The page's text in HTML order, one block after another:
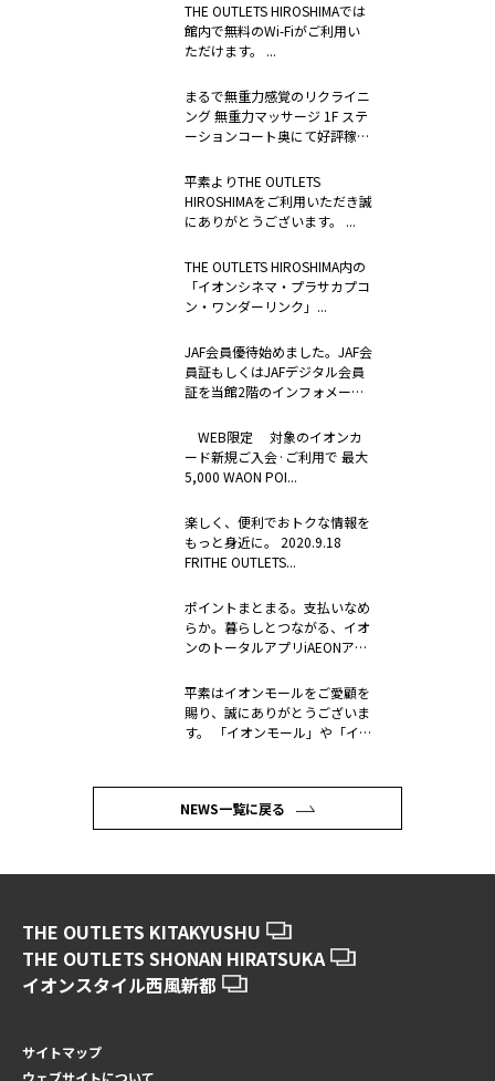
THE OUTLETS HIROSHIMAでは
館内で無料のWi-Fiがご利用い
ただけます。 ...
まるで無重力感覚のリクライニ
ング 無重力マッサージ 1F ステ
ーションコート奥にて好評稼
平素よりTHE OUTLETS
HIROSHIMAをご利用いただき誠
にありがとうございます。 ...
THE OUTLETS HIROSHIMA内の
「イオンシネマ・プラサカプコ
ン・ワンダーリンク」...
JAF会員優待始めました。JAF会
員証もしくはJAFデジタル会員
証を当館2階のインフォメーシ
WEB限定 対象のイオンカ
ード新規ご入会·ご利用で 最大
5,000 WAON POI...
楽しく、便利でおトクな情報を
もっと身近に。 2020.9.18
FRITHE OUTLETS...
ポイントまとまる。支払いなめ
らか。暮らしとつながる、イオ
ンのトータルアプリiAEONアプ
平素はイオンモールをご愛顧を
賜り、誠にありがとうございま
す。 「イオンモール」や「イオ
NEWS一覧に戻る
THE OUTLETS KITAKYUSHU
THE OUTLETS SHONAN HIRATSUKA
イオンスタイル西風新都
サイトマップ
ウェブサイトについて